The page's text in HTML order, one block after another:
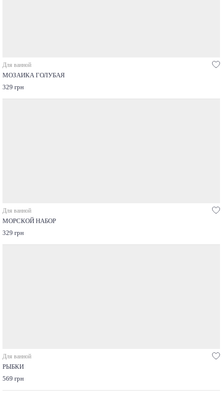
Для ванной
МОЗАИКА ГОЛУБАЯ
329 грн
Для ванной
МОРСКОЙ НАБОР
329 грн
Для ванной
РЫБКИ
569 грн